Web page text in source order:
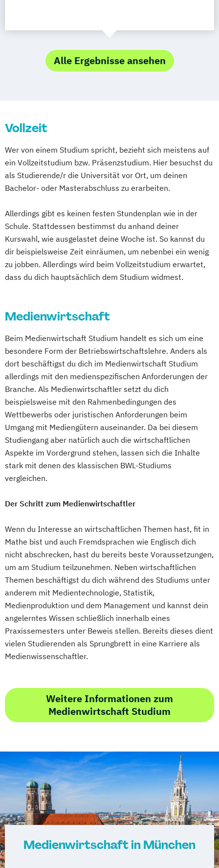
Alle Ergebnisse ansehen
Vollzeit
Wer von einem Studium spricht, bezieht sich meistens auf
ein Vollzeitstudium bzw. Präsenzstudium. Hier besuchst du
als Studierende/r die Universität vor Ort, um deinen
Bachelor- oder Masterabschluss zu erarbeiten.
Allerdings gibt es keinen festen Stundenplan wie in der
Schule. Stattdessen bestimmst du anhand deiner
Kurswahl, wie ausgelastet deine Woche ist. So kannst du
dir beispielsweise Zeit einräumen, um nebenbei ein wenig
zu jobben. Allerdings wird beim Vollzeitstudium erwartet,
dass du dich hauptsächlich dem Studium widmest.
Medienwirtschaft
Beim Medienwirtschaft Studium handelt es sich um eine
besondere Form der Betriebswirtschaftslehre. Anders als
dort beschäftigst du dich im Medienwirtschaft Studium
allerdings mit den medienspezifischen Anforderungen der
Branche. Als Medienwirtschaftler setzt du dich
beispielsweise mit den Rahmenbedingungen des
Wettbewerbs oder juristischen Anforderungen beim
Umgang mit Mediengütern auseinander. Da bei diesem
Studiengang aber natürlich auch die wirtschaftlichen
Aspekte im Vordergrund stehen, lassen sich die Inhalte
stark mit denen des klassischen BWL-Studiums
vergleichen.
Der Schritt zum Medienwirtschaftler
Wenn du Interesse an wirtschaftlichen Themen hast, fit in
Mathe bist und auch Fremdsprachen wie Englisch dich
nicht abschrecken, hast du bereits beste Voraussetzungen,
um am Studium teilzunehmen. Neben wirtschaftlichen
Themen beschäftigst du dich während des Studiums unter
anderem mit Medientechnologie, Statistik,
Medienproduktion und dem Management und kannst dein
angelerntes Wissen schließlich innerhalb eines
Praxissemesters unter Beweis stellen. Bereits dieses dient
vielen Studierenden als Sprungbrett in eine Karriere als
Medienwissenschaftler.
Weitere Informationen zum
Medienwirtschaft Studium
Medienwirtschaft in München